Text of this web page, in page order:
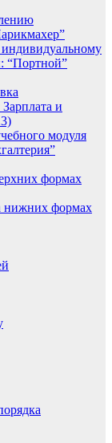
“Портной”
и
модуля
формах
нижних формах